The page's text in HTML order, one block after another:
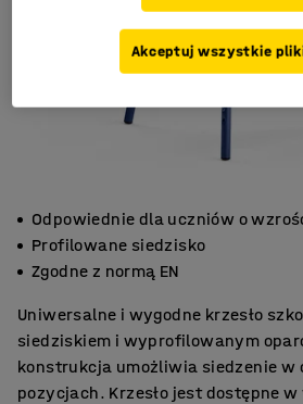
Odpowiednie dla uczniów o
Profilowane siedzisko
Zgodne z normą EN
Uniwersalne i wygodne krzesło
siedziskiem i wyprofilowanym
konstrukcja umożliwia siedzenie w
pozycjach. Krzesło jest dostępne
Akceptuj wszystkie